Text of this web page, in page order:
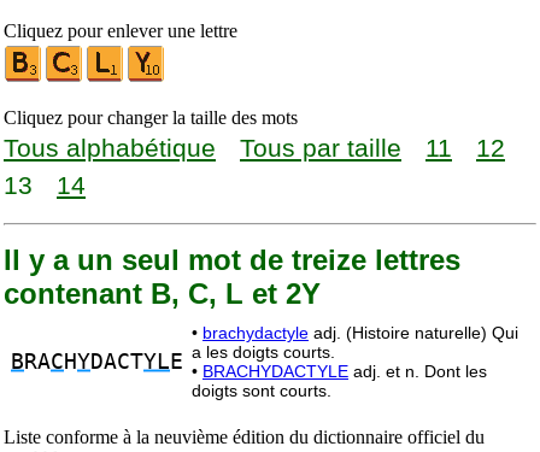
Cliquez pour enlever une lettre
Cliquez pour changer la taille des mots
Tous alphabétique Tous par taille 11
12
13
14
Il y a un seul mot de treize lettres
contenant B, C, L et 2Y
B RAC HYDACTYL E
• brachydactyle adj. (Histoire naturelle) Qui
a les doigts courts.
• BRACHYDACTYLE adj. et n. Dont les
doigts sont courts.
Liste conforme à la neuvième édition du dictionnaire officiel du